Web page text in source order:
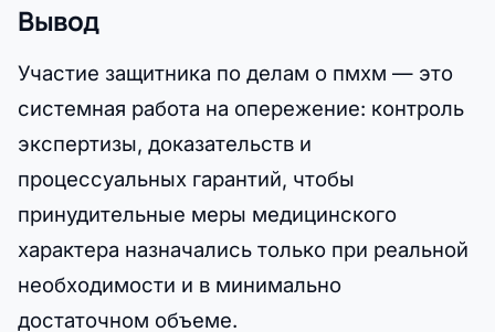
Вывод
Участие защитника по делам о пмхм — это
системная работа на опережение: контроль
экспертизы, доказательств и
процессуальных гарантий, чтобы
принудительные меры медицинского
характера назначались только при реальной
необходимости и в минимально
достаточном объеме.